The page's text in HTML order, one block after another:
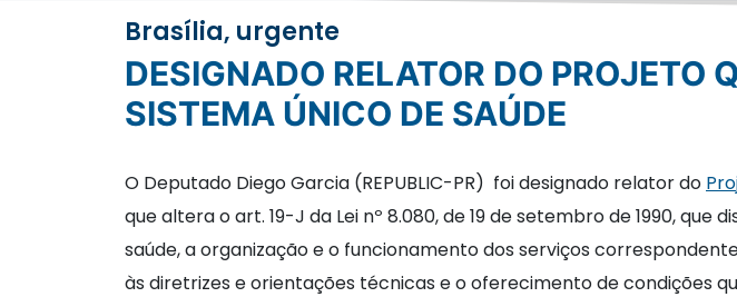
Brasília, urgente
DESIGNADO RELATOR DO PROJETO QUE INSTITUI PARTO HUMANIZADO NO
SISTEMA ÚNICO DE SAÚDE
O Deputado Diego Garcia (REPUBLIC-PR) foi designado relator do
que altera o art. 19-J da Lei nº 8.080, de 19 de setembro de 1990,
saúde, a organização e o funcionamento dos serviços
às diretrizes e orientações técnicas e o oferecimento de condições